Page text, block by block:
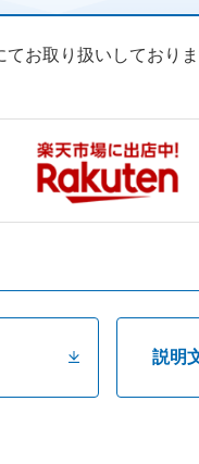
お取り扱いしておりま
説明